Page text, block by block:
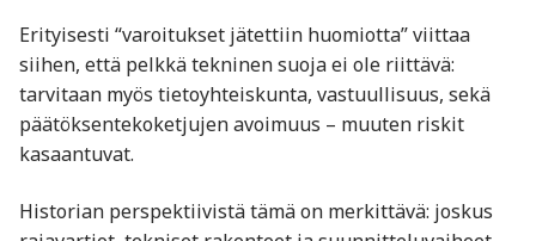
Erityisesti “varoitukset jätettiin huomiotta” viittaa
siihen, että pelkkä tekninen suoja ei ole riittävä:
tarvitaan myös tietoyhteiskunta, vastuullisuus, sekä
päätöksentekoketjujen avoimuus – muuten riskit
kasaantuvat.
Historian perspektiivistä tämä on merkittävä: joskus